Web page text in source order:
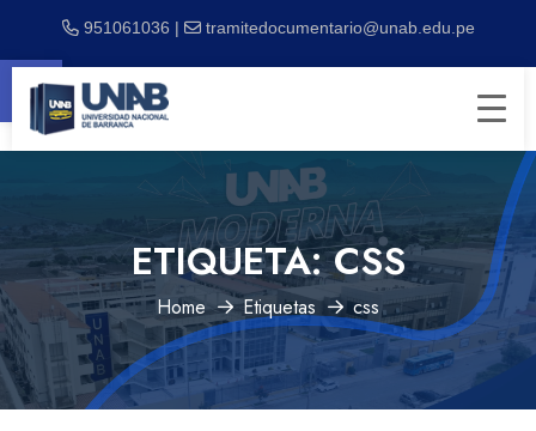
Abrir barra de herramientas
951061036 | tramitedocumentario@unab.edu.pe
ETIQUETA:CSS
Home Etiquetas css